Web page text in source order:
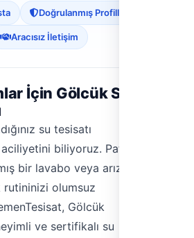
Doğrulanmış Profiller
Aracısız İletişim
İçin Gölcük Su
su tesisatı
biliyoruz. Patlayan
bir lavabo veya arızalı bir
rutininizi olumsuz
Gölcük
ve sertifikalı su